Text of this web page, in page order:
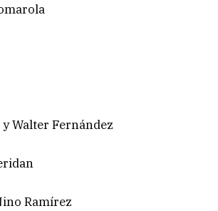
Walter Fernández
Ramírez